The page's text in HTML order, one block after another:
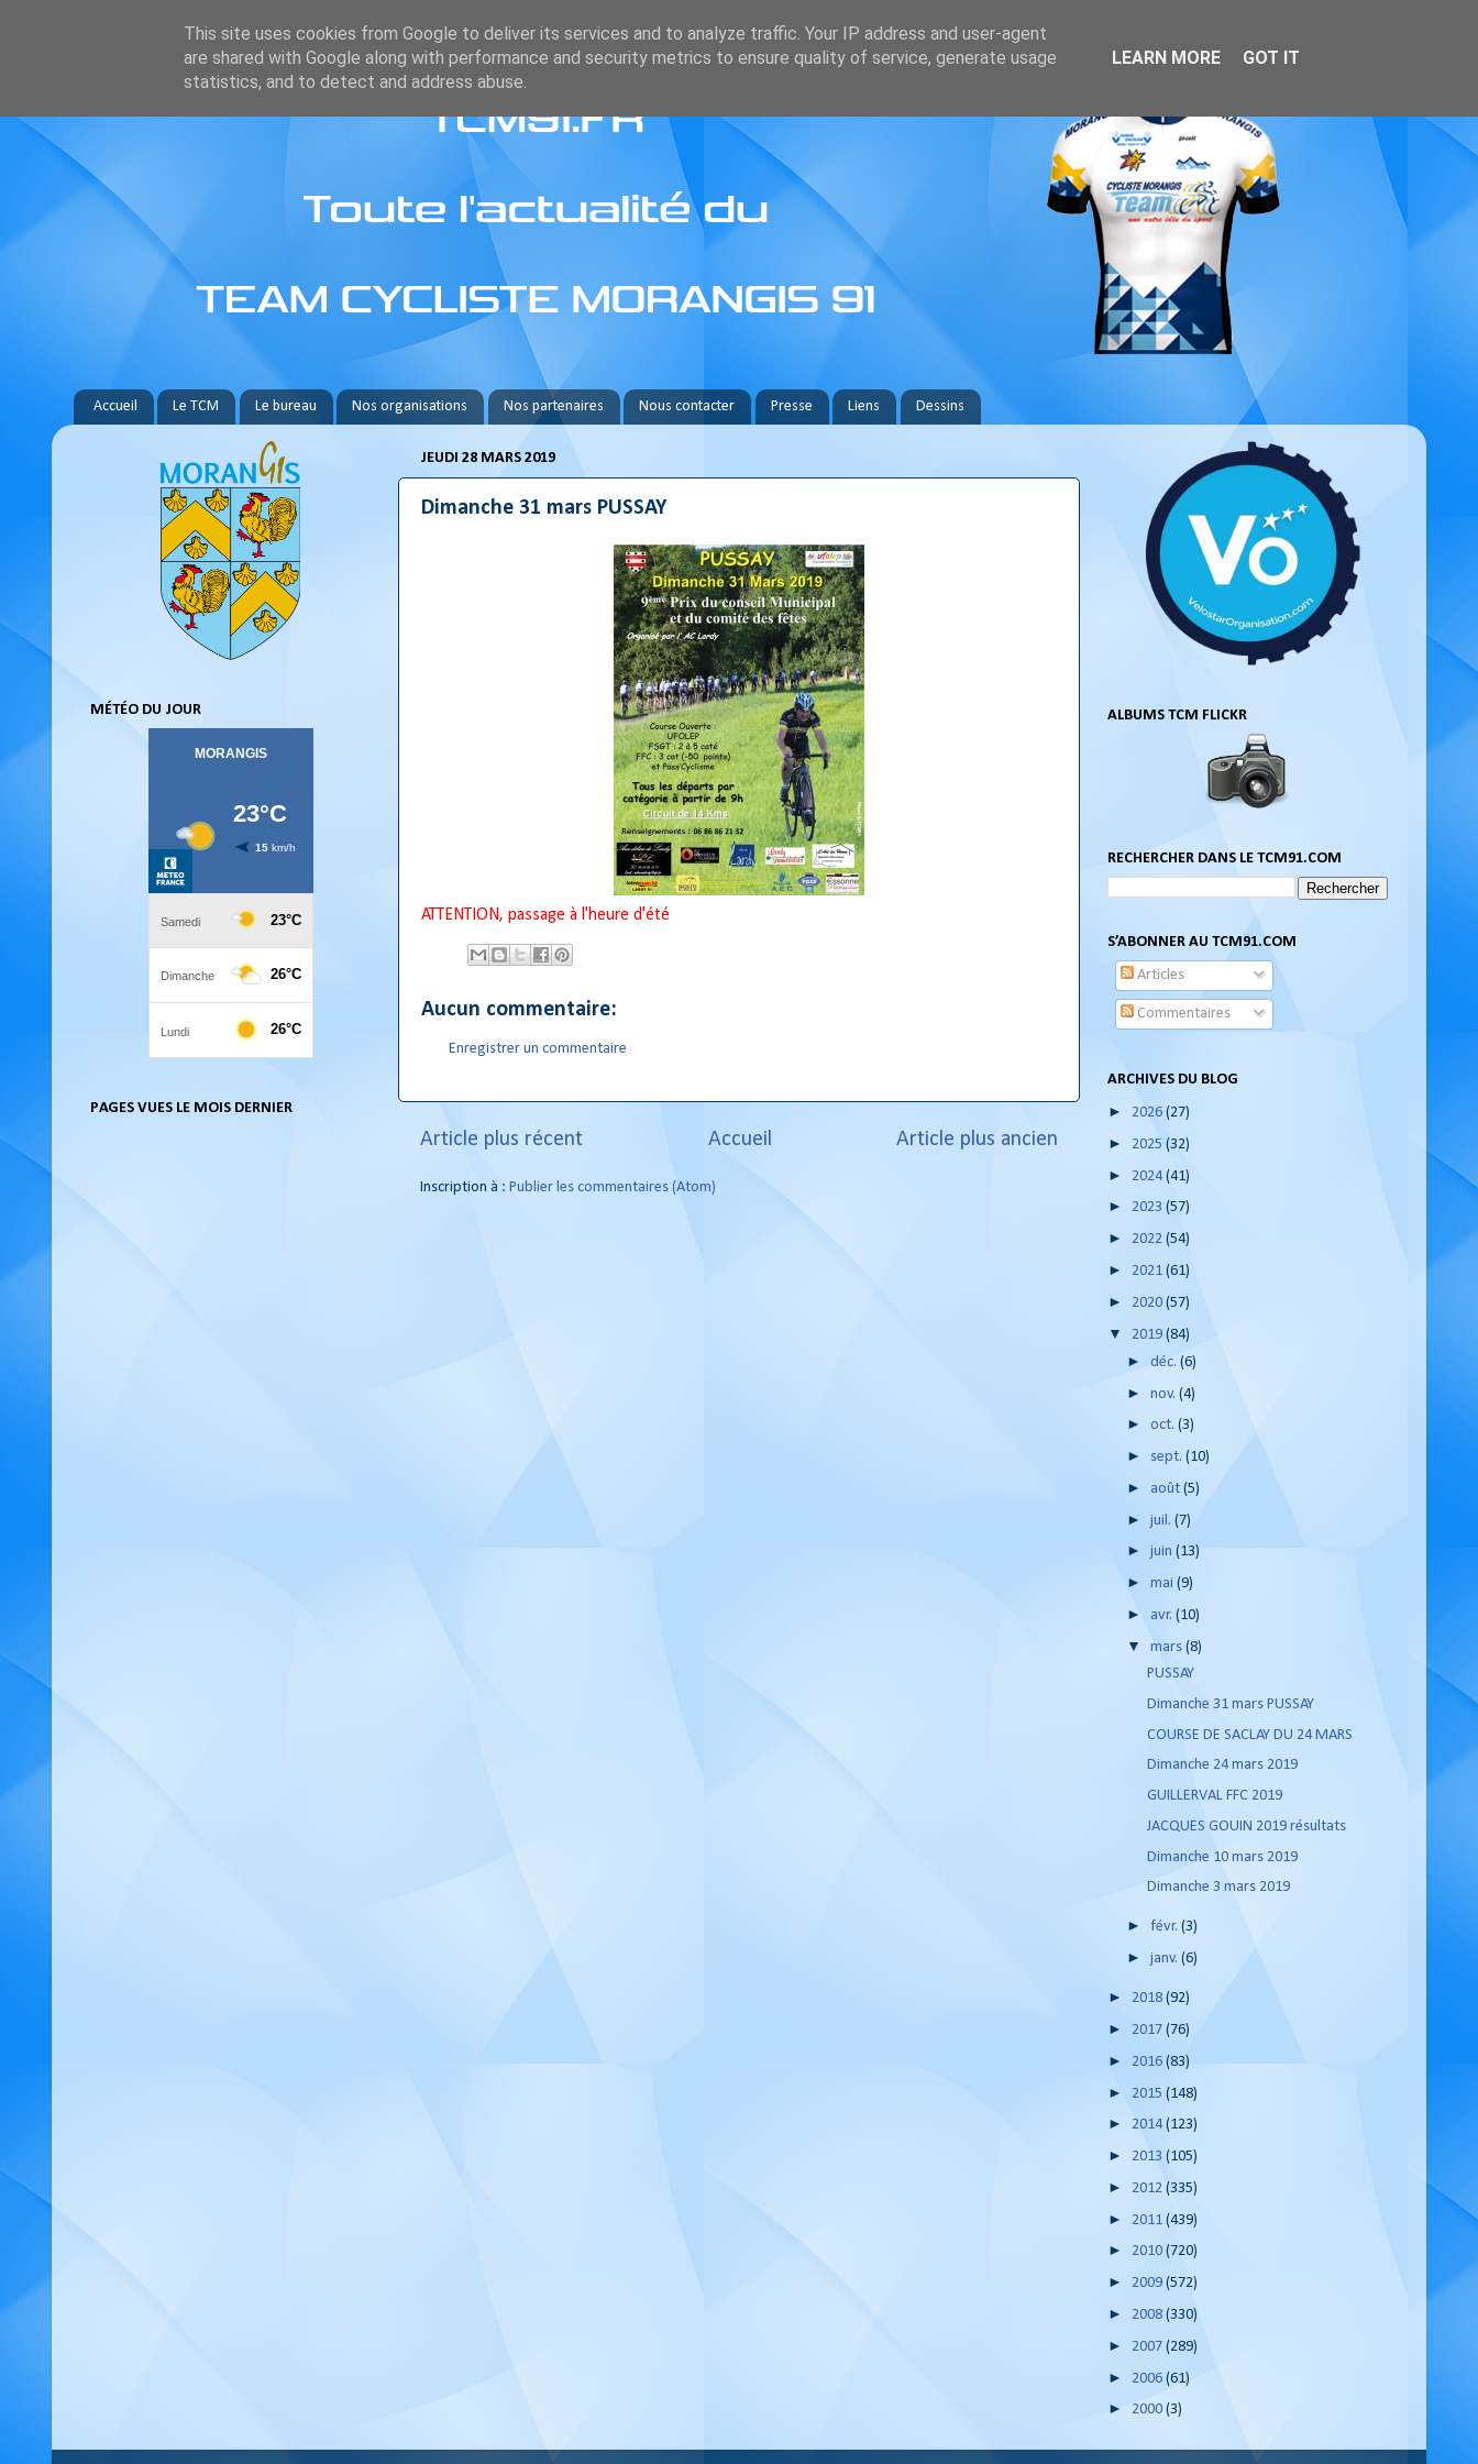
Accueil Le TCM Le bureau Nos organisations Nos partenaires Nous contacter Presse Liens Dessins
JEUDI 28 MARS 2019
Dimanche 31 mars PUSSAY
ATTENTION, passage à l'heure d'été
Aucun commentaire:
Enregistrer un commentaire
Article plus récent Article plus ancien
Accueil
Inscription à : Publier les commentaires (Atom)
MÉTÉO DU JOUR
PAGES VUES LE MOIS DERNIER
ALBUMS TCM FLICKR
RECHERCHER DANS LE TCM91.COM
S’ABONNER AU TCM91.COM
Articles
Commentaires
ARCHIVES DU BLOG
► 2026 (27)
► 2025 (32)
► 2024(41)
► 2023 (57)
► 2022 (54)
► 2021 (61)
► 2020 (57)
▼ 2019 (84)
►déc.(6)
►nov.(4)
►oct.(3)
► sept.(10)
► août(5)
►juil.(7)
►juin(13)
►mai(9)
► avr.(10)
▼mars(8)
PUSSAY
Dimanche 31 mars PUSSAY
COURSE DE SACLAY DU 24 MARS
Dimanche 24 mars 2019
GUILLERVAL FFC 2019
JACQUES GOUIN 2019 résultats
Dimanche 10 mars 2019
Dimanche 3 mars 2019
►févr.(3)
►janv.(6)
► 2018 (92)
► 2017 (76)
► 2016 (83)
► 2015 (148)
► 2014(123)
► 2013 (105)
► 2012 (335)
► 2011 (439)
► 2010 (720)
► 2009 (572)
► 2008 (330)
► 2007 (289)
► 2006 (61)
► 2000 (3)
This site uses cookies from Google to deliver its services and to analyze traffic. Your IP address and user-agent
are shared with Google along with performance and security metrics to ensure quality of service, generate usage
statistics, and to detect and address abuse.
LEARN MORE GOT IT